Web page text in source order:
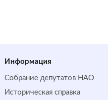
Информация
Собрание депутатов НАО
Историческая справка